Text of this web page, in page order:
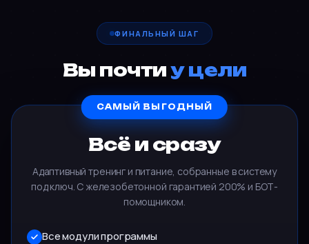
ФИНАЛЬНЫЙ ШАГ
Вы почтиу цели
САМЫЙ ВЫГОДНЫЙ
Всё и сразу
Адаптивный тренинг и питание, собранные в систему
под ключ. С железобетонной гарантией 200% и БОТ-
помощником.
Все модули программы